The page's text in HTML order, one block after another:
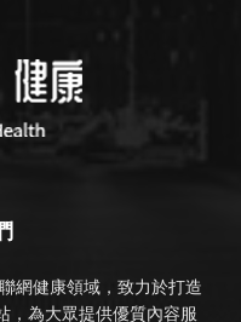
網健康領域，致力於打造
，為大眾提供優質內容服